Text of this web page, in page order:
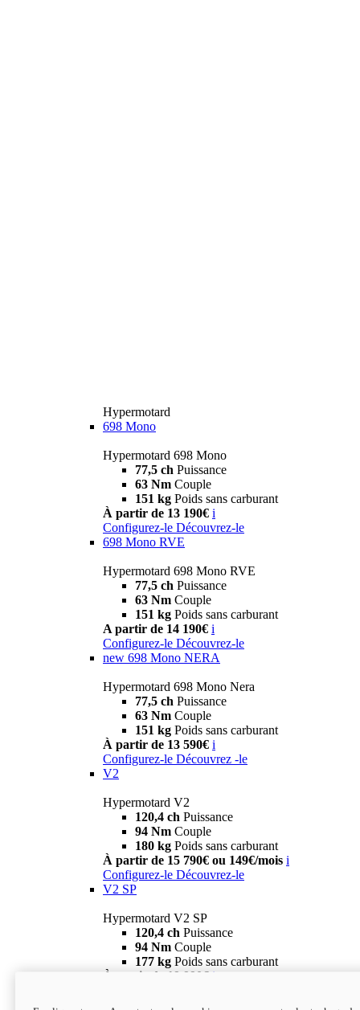
Hypermotard
698 Mono
Hypermotard 698 Mono
77,5 ch Puissance
63 Nm Couple
151 kg Poids sans carburant
À partir de 13 190€ i
Configurez-le Découvrez-le
698 Mono RVE
Hypermotard 698 Mono RVE
77,5 ch Puissance
63 Nm Couple
151 kg Poids sans carburant
A partir de 14 190€ i
Configurez-le Découvrez-le
new 698 Mono NERA
Hypermotard 698 Mono Nera
77,5 ch Puissance
63 Nm Couple
151 kg Poids sans carburant
À partir de 13 590€ i
Configurez-le Découvrez -le
V2
Hypermotard V2
120,4 ch Puissance
94 Nm Couple
180 kg Poids sans carburant
À partir de 15 790€ ou 149€/mois i
Configurez-le Découvrez-le
V2 SP
Hypermotard V2 SP
120,4 ch Puissance
94 Nm Couple
177 kg Poids sans carburant
À partir de 19 990€ i
new
V2 SP 100